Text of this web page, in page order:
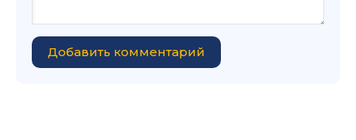
Добавить комментарий